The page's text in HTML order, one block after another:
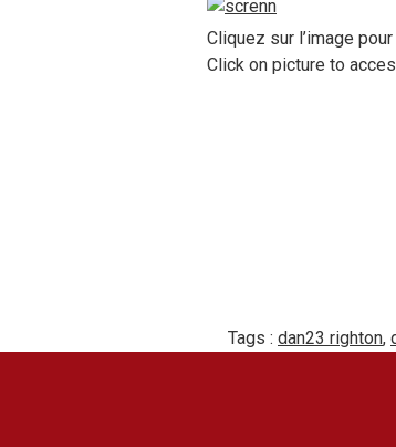
Cliquez sur l’image
Click on picture to
Tags : dan23 righton,